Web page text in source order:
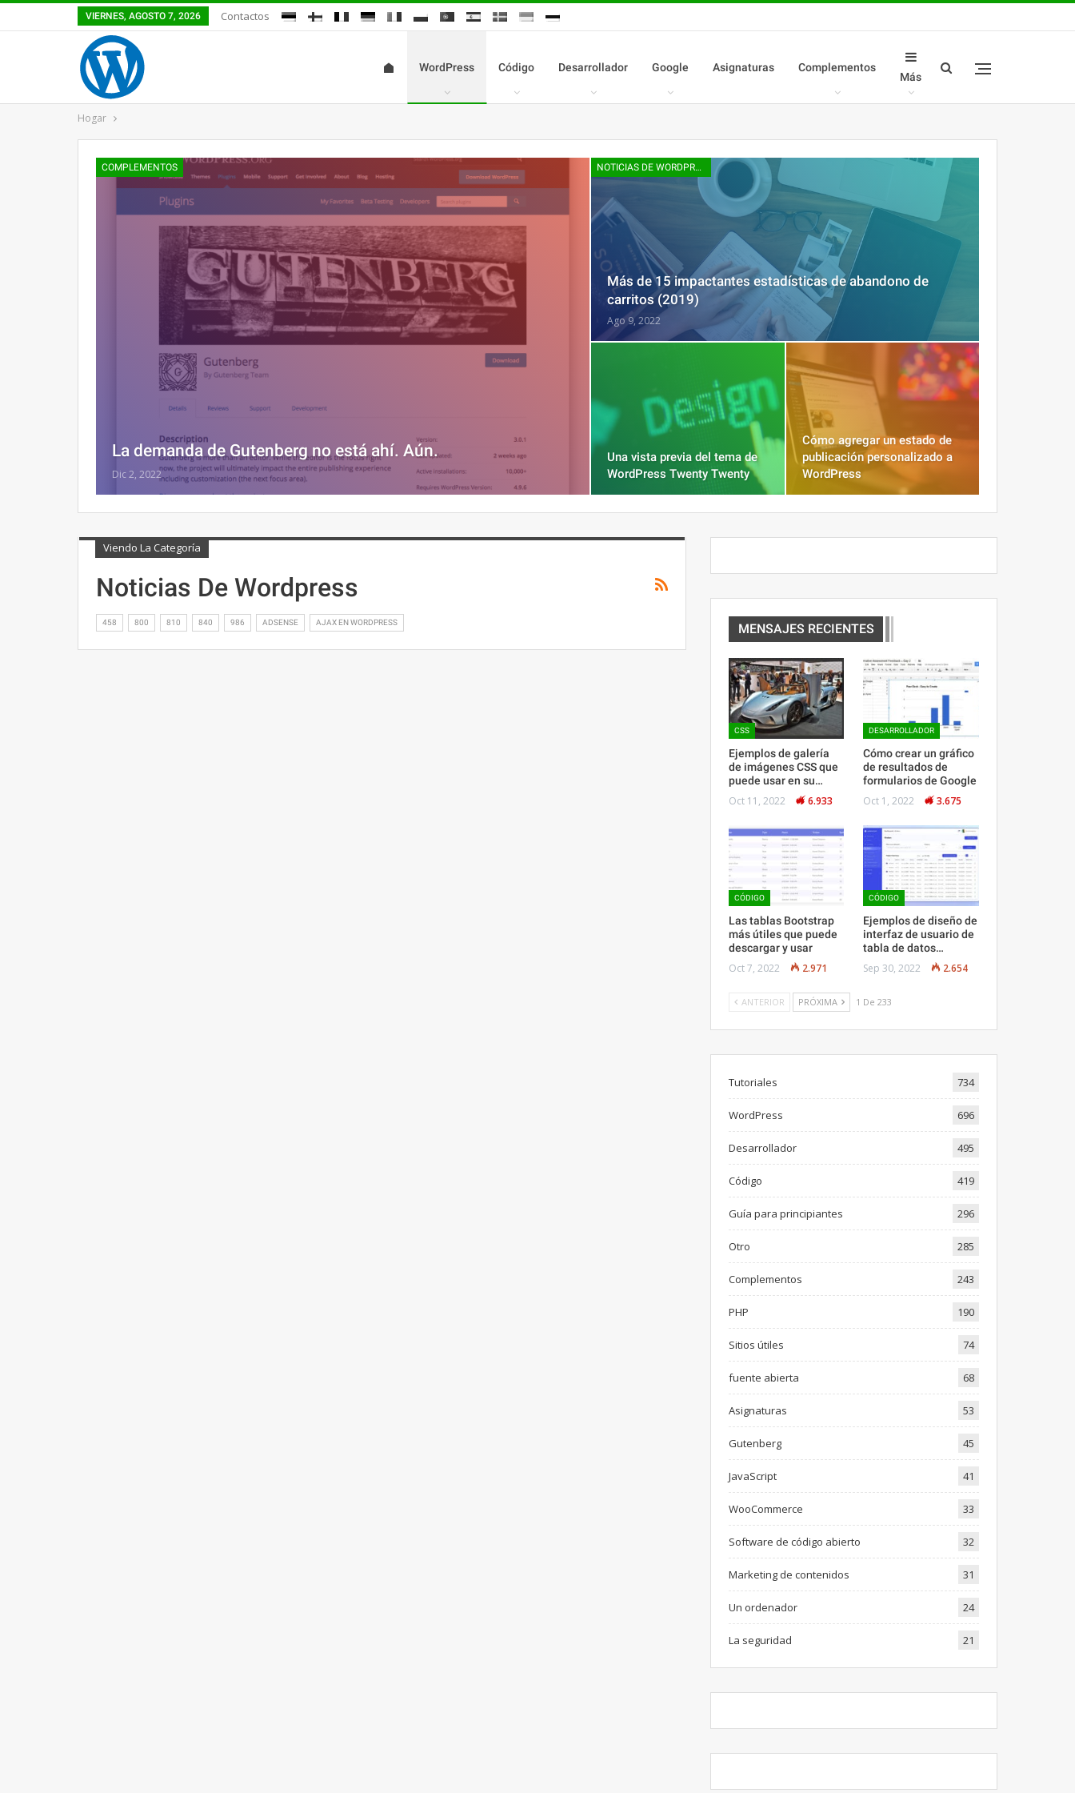
VIERNES, AGOSTO 7, 2026 Contactos
WordPress Código Desarrollador Google Asignaturas Complementos
Más
Hogar
COMPLEMENTOS
La demanda de Gutenberg no está ahí. Aún.
Dic 2, 2022
NOTICIAS DE WORDPRESS
Más de 15 impactantes estadísticas de abandono de
carritos (2019)
Ago 9, 2022
Una vista previa del tema de
WordPress Twenty Twenty
Cómo agregar un estado de
publicación personalizado a
WordPress
Viendo La Categoría
Noticias De Wordpress
458 800 810 840 986 ADSENSE AJAX EN WORDPRESS MENSAJES RECIENTES
CSS
Ejemplos de galería
de imágenes CSS que
puede usar en su…
Oct 11, 2022 6.933
DESARROLLADOR
Cómo crear un gráfico
de resultados de
formularios de Google
Oct 1, 2022 3.675
CÓDIGO
Las tablas Bootstrap
más útiles que puede
descargar y usar
Oct 7, 2022 2.971
CÓDIGO
Ejemplos de diseño de
interfaz de usuario de
tabla de datos…
Sep 30, 2022 2.654
ANTERIOR PRÓXIMA 1 De 233
Tutoriales 734
WordPress 696
Desarrollador 495
Código 419
Guía para principiantes 296
Otro 285
Complementos 243
PHP 190
Sitios útiles 74
fuente abierta 68
Asignaturas 53
Gutenberg 45
JavaScript 41
WooCommerce 33
Software de código abierto 32
Marketing de contenidos 31
Un ordenador 24
La seguridad 21